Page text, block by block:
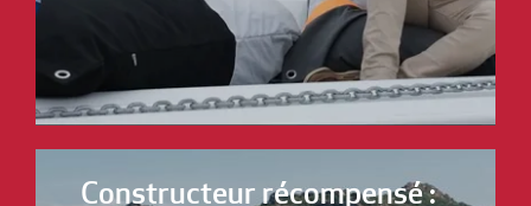
Constructeur récompensé :